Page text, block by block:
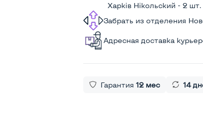
Харків Нікольский - 2 шт.
Забрать из отделения
Адресная доставка
Гарантия 12 мес 14